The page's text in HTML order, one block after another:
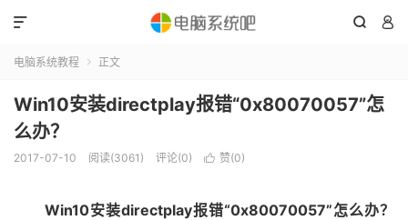
 

电脑系统教程  正文
Win10安装directplay报错“0x80070057”怎
么办？
2017-07-10 阅读(3061) 评论(0)  赞(0)
Win10安装directplay报错“0x80070057”怎么办？